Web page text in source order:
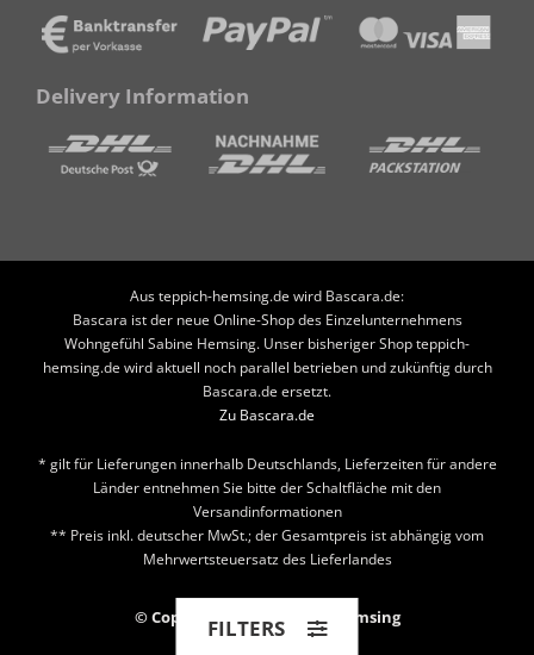
Delivery Information
Aus teppich-hemsing.de wird Bascara.de:
Bascara ist der neue Online-Shop des Einzelunternehmens
Wohngefühl Sabine Hemsing. Unser bisheriger Shop teppich-
hemsing.de wird aktuell noch parallel betrieben und zukünftig durch
Bascara.de ersetzt.
Zu Bascara.de
* gilt für Lieferungen innerhalb Deutschlands, Lieferzeiten für andere
Länder entnehmen Sie bitte der Schaltfläche mit den
Versandinformationen
** Preis inkl. deutscher MwSt.; der Gesamtpreis ist abhängig vom
Mehrwertsteuersatz des Lieferlandes
© Copyright 2026 Teppich Hemsing
FILTERS